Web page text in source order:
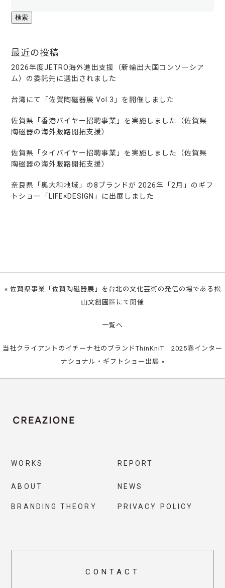
最近の投稿
2026年度JETRO海外進出支援（新輸出大国コンソーシア
ム）の委託先に選出されました
台湾にて「佐賀陶磁器展 Vol.3」を開催しました
佐賀県「香港バイヤー招聘事業」を実施しました（佐賀県
陶磁器の海外販路開拓支援）
佐賀県「タイバイヤー招聘事業」を実施しました（佐賀県
陶磁器の海外販路開拓支援）
奈良県「奥大和地域」の8ブランドが 2026年「2月」のギフ
トショー「LIFE×DESIGN」に出展しました
« 佐賀県事業「佐賀陶磁器展」を台北の文化芸術の発信の場である松
山文創園區にて開催
一覧へ
当社クライアントのイチーナ社のブランドThinKniT 2025春インター
ナショナル・ギフトショー出展 »
WORKS
ABOUT
BRANDING THEORY
REPORT
NEWS
PRIVACY POLICY
CONTACT